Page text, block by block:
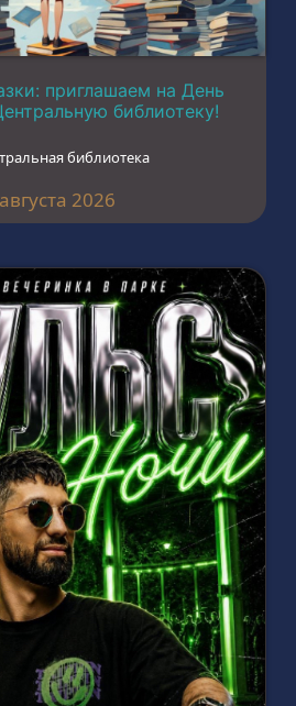
приглашаем на День
библиотеку!
библиотека
2026